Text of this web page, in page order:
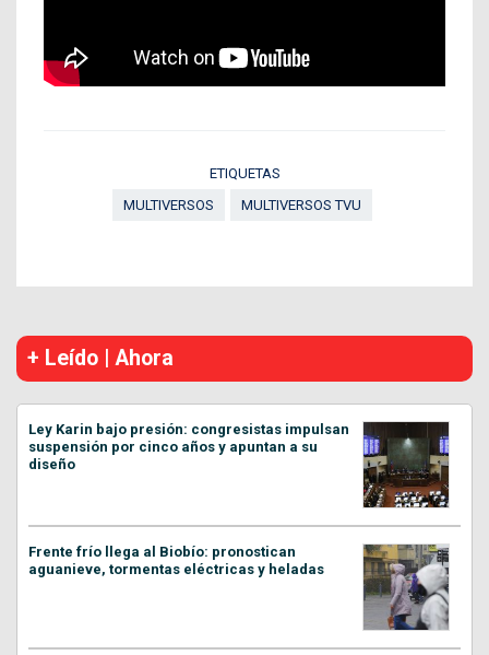
ETIQUETAS
MULTIVERSOS
MULTIVERSOS TVU
+ Leído | Ahora
Ley Karin bajo presión: congresistas impulsan
suspensión por cinco años y apuntan a su
diseño
Frente frío llega al Biobío: pronostican
aguanieve, tormentas eléctricas y heladas